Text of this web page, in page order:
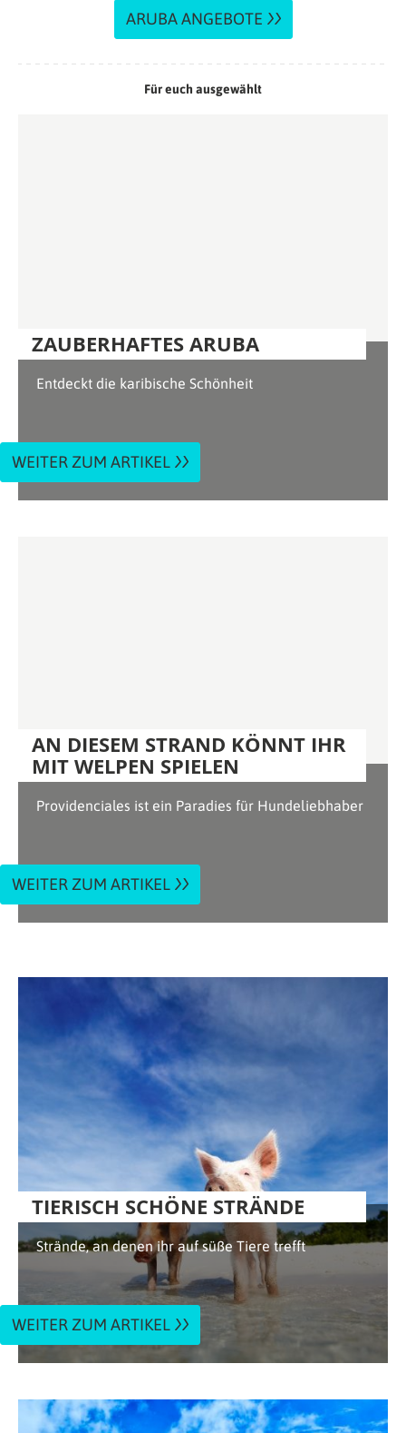
ARUBA ANGEBOTE
Für euch ausgewählt
ZAUBERHAFTES ARUBA
Entdeckt die karibische Schönheit
WEITER ZUM ARTIKEL
AN DIESEM STRAND KÖNNT IHR
MIT WELPEN SPIELEN
Providenciales ist ein Paradies für Hundeliebhaber
WEITER ZUM ARTIKEL
TIERISCH SCHÖNE STRÄNDE
Strände, an denen ihr auf süße Tiere trefft
WEITER ZUM ARTIKEL